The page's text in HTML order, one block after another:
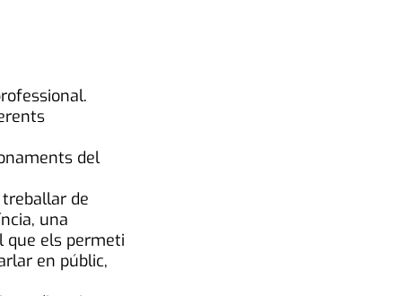
del
de
una
que els permeti
en públic,